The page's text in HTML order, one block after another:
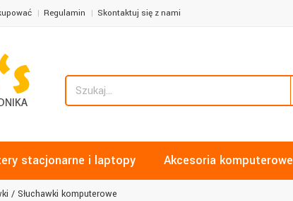
Regulamin Skontaktuj się z nami
stacjonarne i laptopy Akcesoria komputerowe
Słuchawki komputerowe